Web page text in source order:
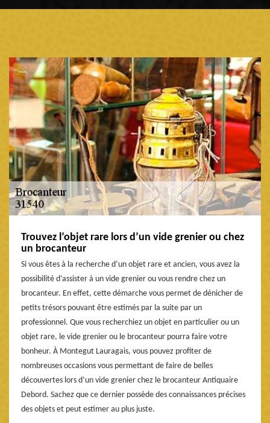
Trouvez l’objet rare lors d’un vide grenier ou chez
un brocanteur
Si vous êtes à la recherche d’un objet rare et ancien, vous avez la
possibilité d’assister à un vide grenier ou vous rendre chez un
brocanteur. En effet, cette démarche vous permet de dénicher de
petits trésors pouvant être estimés par la suite par un
professionnel. Que vous recherchiez un objet en particulier ou un
objet rare, le vide grenier ou le brocanteur pourra faire votre
bonheur. À Montegut Lauragais, vous pouvez profiter de
nombreuses occasions vous permettant de faire de belles
découvertes lors d’un vide grenier chez le brocanteur Antiquaire
Debord. Sachez que ce dernier possède des connaissances précises
des objets et peut estimer au plus juste.